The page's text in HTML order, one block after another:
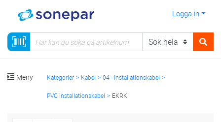
Logga in
Meny Kategorier Kabel 04 - Installationskabel
PVC installationskabel EKRK